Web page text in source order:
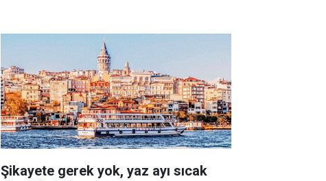
Şikayete gerek yok, yaz ayı sıcak